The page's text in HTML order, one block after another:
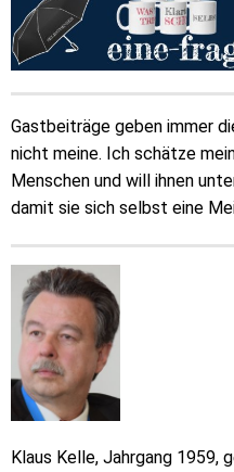
Gastbeiträge geben immer
nicht meine. Ich schätze
Menschen und will ihnen
damit sie sich selbst eine
Klaus Kelle, Jahrgang 1959,